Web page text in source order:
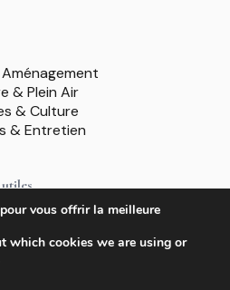
& Plein Air
& Culture
& Entretien
propos
légales
vous offrir la meilleure
which cookies we are using or